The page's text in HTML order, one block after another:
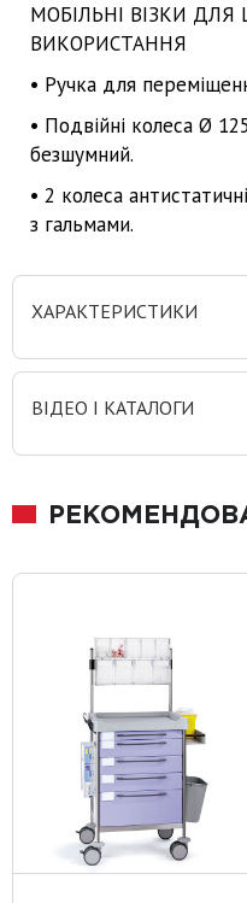
МОБІЛЬНІ ВІЗКИ
ВИКОРИСТАННЯ
• Ручка для
• Подвійні колеса Ø
безшумний.
• 2 колеса
з гальмами.
ХАРАКТЕРИСТИКИ
ВІДЕО І КАТАЛОГИ